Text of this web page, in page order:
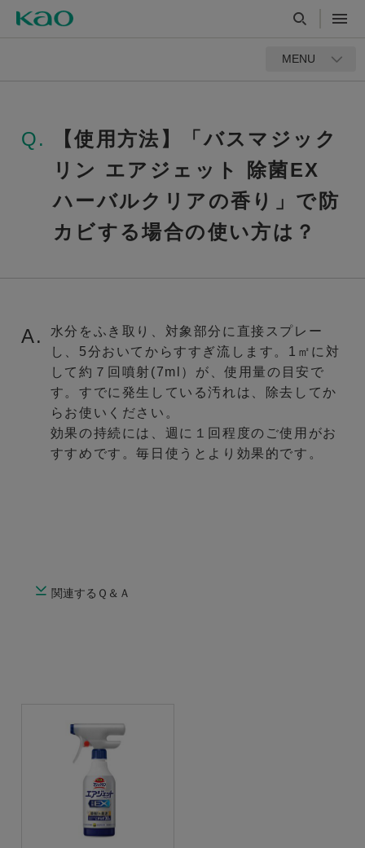
MENU
Q.
【使用方法】「バスマジック
リン エアジェット 除菌EX
ハーバルクリアの香り」で防
カビする場合の使い方は？
A.
水分をふき取り、対象部分に直接スプレー
し、5分おいてからすすぎ流します。1㎡に対
して約７回噴射(7ml）が、使用量の目安で
す。すでに発生している汚れは、除去してか
らお使いください。
効果の持続には、週に１回程度のご使用がお
すすめです。毎日使うとより効果的です。
関連するＱ＆Ａ